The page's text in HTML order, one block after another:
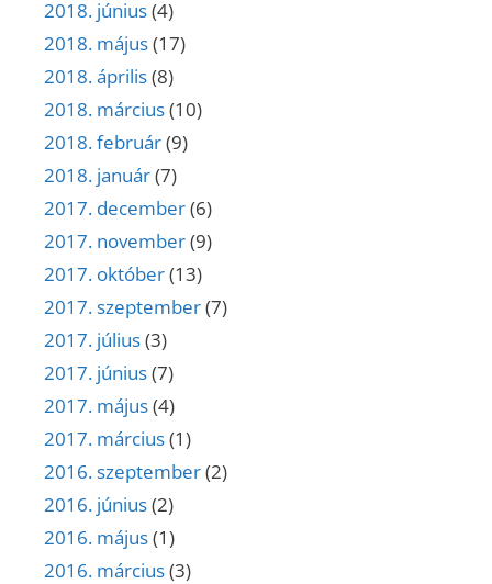
2018. június(4)
2018. május(17)
2018. április(8)
2018. március(10)
2018. február(9)
2018. január(7)
2017. december(6)
2017. november(9)
2017. október(13)
2017. szeptember(7)
2017. július(3)
2017. június(7)
2017. május(4)
2017. március(1)
2016. szeptember(2)
2016. június(2)
2016. május(1)
2016. március(3)